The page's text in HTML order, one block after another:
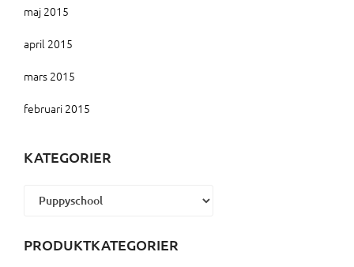
maj 2015
april 2015
mars 2015
februari 2015
KATEGORIER
Kategorier
PRODUKTKATEGORIER